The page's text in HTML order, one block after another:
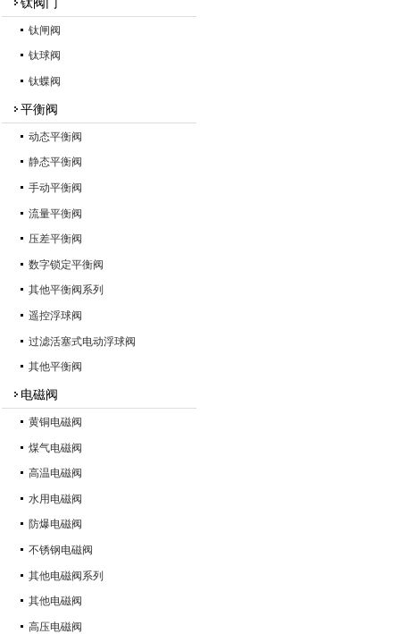
钛阀门
钛闸阀
钛球阀
钛蝶阀
平衡阀
动态平衡阀
静态平衡阀
手动平衡阀
流量平衡阀
压差平衡阀
数字锁定平衡阀
其他平衡阀系列
遥控浮球阀
过滤活塞式电动浮球阀
其他平衡阀
电磁阀
黄铜电磁阀
煤气电磁阀
高温电磁阀
水用电磁阀
防爆电磁阀
不锈钢电磁阀
其他电磁阀系列
其他电磁阀
高压电磁阀